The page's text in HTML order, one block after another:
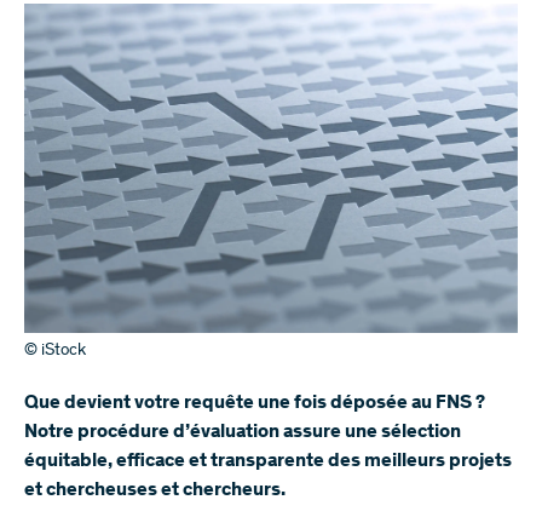
© iStock
Que devient votre requête une fois déposée au FNS ?
Notre procédure d’évaluation assure une sélection
équitable, efficace et transparente des meilleurs projets
et chercheuses et chercheurs.